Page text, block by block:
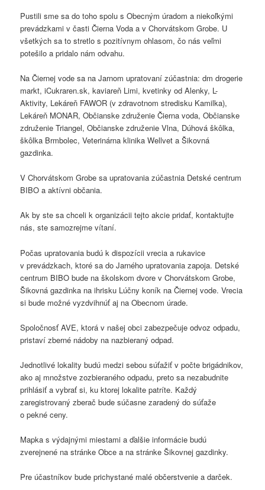
Pustili sme sa do toho spolu s Obecným úradom a niekoľkými
prevádzkami v časti Čierna Voda a v Chorvátskom Grobe. U
všetkých sa to stretlo s pozitívnym ohlasom, čo nás veľmi
potešilo a pridalo nám odvahu.
Na Čiernej vode sa na Jarnom upratovaní zúčastnia: dm drogerie
markt, iCukraren.sk, kaviareň Limi, kvetinky od Alenky, L-
Aktivity, Lekáreň FAWOR (v zdravotnom stredisku Kamilka),
Lekáreň MONAR, Občianske združenie Čierna voda, Občianske
združenie Triangel, Občianske združenie Vlna, Dúhová škôlka,
škôlka Brmbolec, Veterinárna klinika Wellvet a Šikovná
gazdinka.
V Chorvátskom Grobe sa upratovania zúčastnia Detské centrum
BIBO a aktívni občania.
Ak by ste sa chceli k organizácii tejto akcie pridať, kontaktujte
nás, ste samozrejme vítaní.
Počas upratovania budú k dispozícii vrecia a rukavice
v prevádzkach, ktoré sa do Jarného upratovania zapoja. Detské
centrum BIBO bude na školskom dvore v Chorvátskom Grobe,
Šikovná gazdinka na ihrisku Lúčny koník na Čiernej vode. Vrecia
si bude možné vyzdvihnúť aj na Obecnom úrade.
Spoločnosť AVE, ktorá v našej obci zabezpečuje odvoz odpadu,
pristaví zberné nádoby na nazbieraný odpad.
Jednotlivé lokality budú medzi sebou súťažiť v počte brigádnikov,
ako aj množstve zozbieraného odpadu, preto sa nezabudnite
prihlásiť a vybrať si, ku ktorej lokalite patríte. Každý
zaregistrovaný zberač bude súčasne zaradený do súťaže
o pekné ceny.
Mapka s výdajnými miestami a ďalšie informácie budú
zverejnené na stránke Obce a na stránke Šikovnej gazdinky.
Pre účastníkov bude prichystané malé občerstvenie a darček.